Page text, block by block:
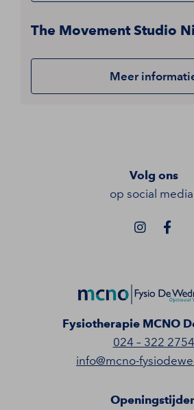
The Movement Studio
Meer
Volg ons
op social
Fysiotherapie MCNO
024 – 322 2754
info@mcno-